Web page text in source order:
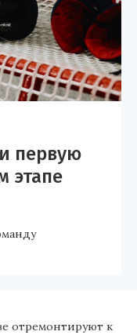
первую
этапе
отремонтируют к